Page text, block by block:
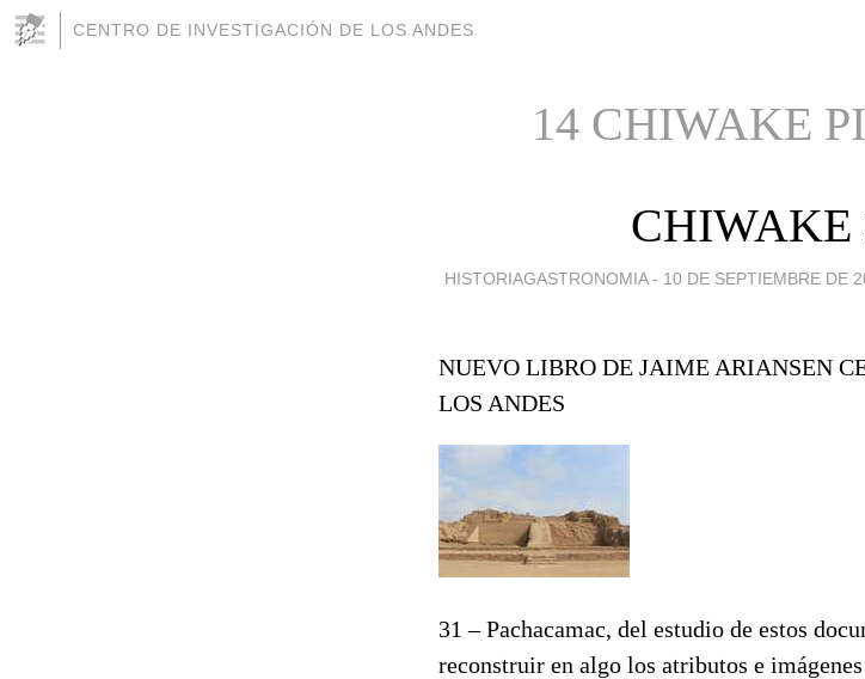
CENTRO DE INVESTIGACIÓN DE LOS ANDES
14 CHIWAKE
CHIWAKE
HISTORIAGASTRONOMIA - 10 DE SEPTIEMBRE DE
NUEVO LIBRO DE JAIME ARIANSEN
LOS ANDES
31 – Pachacamac, del estudio de estos
reconstruir en algo los atributos e